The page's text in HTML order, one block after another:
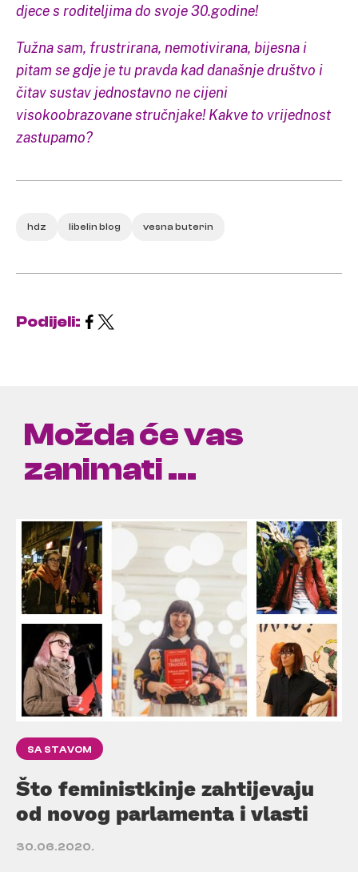
djece s roditeljima do svoje 30.godine!
Tužna sam, frustrirana, nemotivirana, bijesna i
pitam se gdje je tu pravda kad današnje društvo i
čitav sustav jednostavno ne cijeni
visokoobrazovane stručnjake! Kakve to vrijednost
zastupamo?
hdz libelin blog vesna buterin
Podijeli:
Možda će vas
zanimati ...
SA STAVOM
Što feministkinje zahtijevaju
od novog parlamenta i vlasti
30.06.2020.